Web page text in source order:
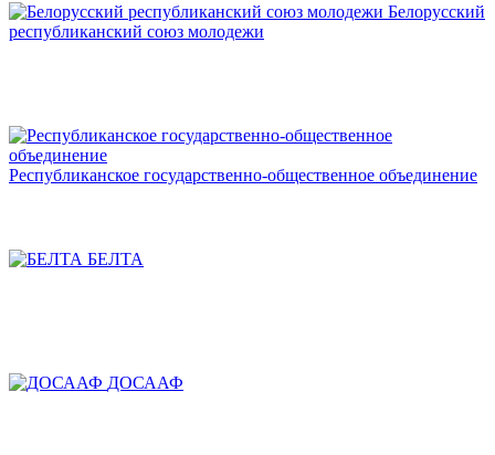
Белорусский
республиканский союз молодежи
Республиканское государственно-общественное объединение
БЕЛТА
ДОСААФ